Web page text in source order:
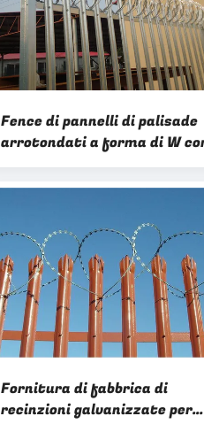
Fence di pannelli di palisade
arrotondati a forma di W
rivestimento in polvere per
protezione delle autostrade
Fornitura di fabbrica di
recinzioni galvanizzate per